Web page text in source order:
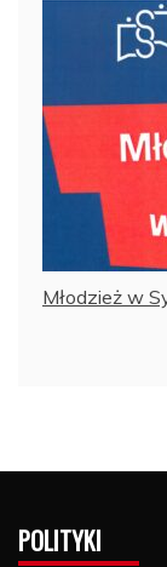
Młodzież w
POLITYKI